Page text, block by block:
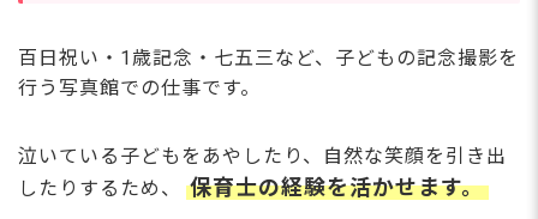
百日祝い・1歳記念・七五三など、子どもの記念撮影を
行う写真館での仕事です。
泣いている子どもをあやしたり、自然な笑顔を引き出
したりするため、
保育士の経験を活かせます。